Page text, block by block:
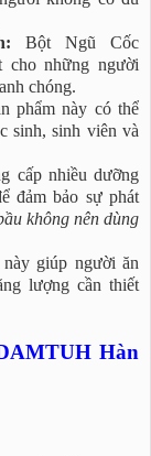
Bột Ngũ Cốc
những người
chóng.
phẩm này có thể
sinh, sinh viên và
cấp nhiều dưỡng
đảm bảo sự phát
không nên dùng
này giúp người ăn
lượng cần thiết
Hàn